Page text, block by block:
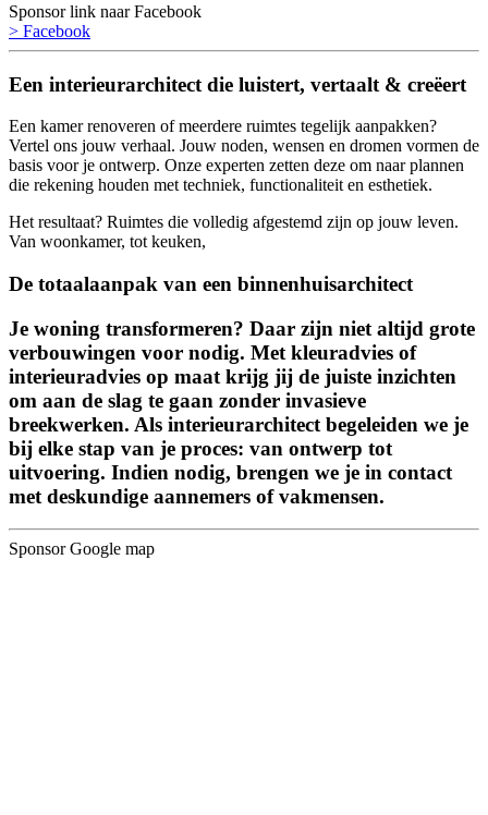
Sponsor link naar Facebook
> Facebook
Een interieurarchitect die luistert, vertaalt & creëert
Een kamer renoveren of meerdere ruimtes tegelijk aanpakken?
Vertel ons jouw verhaal. Jouw noden, wensen en dromen vormen de
basis voor je ontwerp. Onze experten zetten deze om naar plannen
die rekening houden met techniek, functionaliteit en esthetiek.
Het resultaat? Ruimtes die volledig afgestemd zijn op jouw leven.
Van woonkamer, tot keuken,
De totaalaanpak van een binnenhuisarchitect
Je woning transformeren? Daar zijn niet altijd grote
verbouwingen voor nodig. Met kleuradvies of
interieuradvies op maat krijg jij de juiste inzichten
om aan de slag te gaan zonder invasieve
breekwerken. Als interieurarchitect begeleiden we je
bij elke stap van je proces: van ontwerp tot
uitvoering. Indien nodig, brengen we je in contact
met deskundige aannemers of vakmensen.
Sponsor Google map